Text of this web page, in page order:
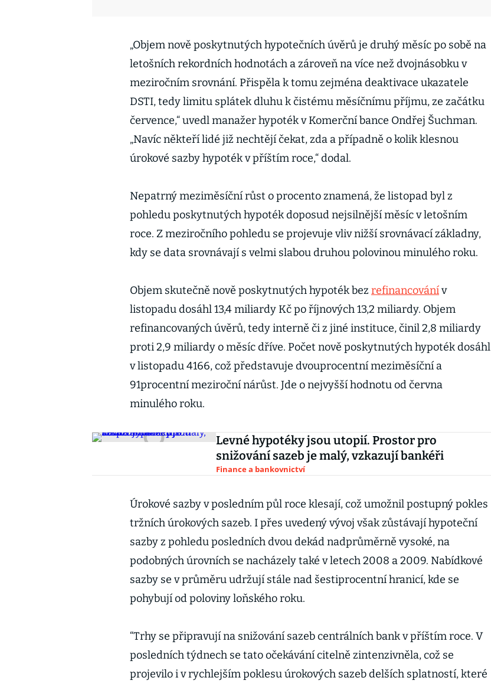
„Objem nově poskytnutých hypotečních úvěrů je druhý měsíc po sobě na
letošních rekordních hodnotách a zároveň na více než dvojnásobku v
meziročním srovnání. Přispěla k tomu zejména deaktivace ukazatele
DSTI, tedy limitu splátek dluhu k čistému měsíčnímu příjmu, ze začátku
července,“ uvedl manažer hypoték v Komerční bance Ondřej Šuchman.
„Navíc někteří lidé již nechtějí čekat, zda a případně o kolik klesnou
úrokové sazby hypoték v příštím roce,“ dodal.
Nepatrný meziměsíční růst o procento znamená, že listopad byl z
pohledu poskytnutých hypoték doposud nejsilnější měsíc v letošním
roce. Z meziročního pohledu se projevuje vliv nižší srovnávací základny,
kdy se data srovnávají s velmi slabou druhou polovinou minulého roku.
Objem skutečně nově poskytnutých hypoték bez refinancovánív
listopadu dosáhl 13,4 miliardy Kč po říjnových 13,2 miliardy. Objem
refinancovaných úvěrů, tedy interně či z jiné instituce, činil 2,8 miliardy
proti 2,9 miliardy o měsíc dříve. Počet nově poskytnutých hypoték dosáhl
v listopadu 4166, což představuje dvouprocentní meziměsíční a
91procentní meziroční nárůst. Jde o nejvyšší hodnotu od června
minulého roku.
Levné hypotéky jsou utopií. Prostor pro
snižování sazeb je malý, vzkazují bankéři
Finance a bankovnictví
Úrokové sazby v posledním půl roce klesají, což umožnil postupný pokles
tržních úrokových sazeb. I přes uvedený vývoj však zůstávají hypoteční
sazby z pohledu posledních dvou dekád nadprůměrně vysoké, na
podobných úrovních se nacházely také v letech 2008 a 2009. Nabídkové
sazby se v průměru udržují stále nad šestiprocentní hranicí, kde se
pohybují od poloviny loňského roku.
“Trhy se připravují na snižování sazeb centrálních bank v příštím roce. V
posledních týdnech se tato očekávání citelně zintenzivněla, což se
projevilo i v rychlejším poklesu úrokových sazeb delších splatností, které